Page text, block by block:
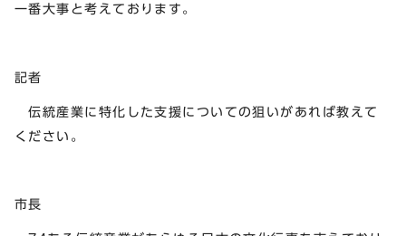
一番大事と考えております。
記者
伝統産業に特化した支援についての狙いがあれば教えて
ください。
市長